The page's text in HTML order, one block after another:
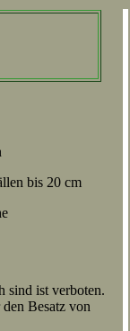
bis 20 cm
sind ist verboten.
Besatz von